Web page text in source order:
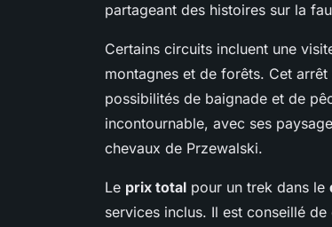
partageant des histoires sur la
Certains circuits incluent une
montagnes et de forêts. Cet
possibilités de baignade et de
incontournable, avec ses
chevaux de Przewalski.
Le prix total pour un trek dans le
services inclus. Il est conseillé